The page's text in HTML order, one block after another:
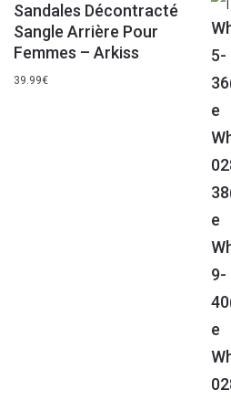
Sandales Décontracté
Sangle Arrière Pour
Femmes – Arkiss
39.99€